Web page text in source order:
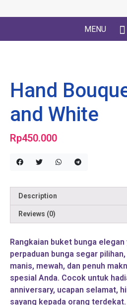
MENU
Hand
and White
Rp450.000
Description
Reviews (0)
Rangkaian buket bunga
perpaduan bunga segar
manis, mewah, dan penuh
spesial Anda. Cocok untuk
anniversary, ucapan selamat,
sayang kepada orang terdekat.